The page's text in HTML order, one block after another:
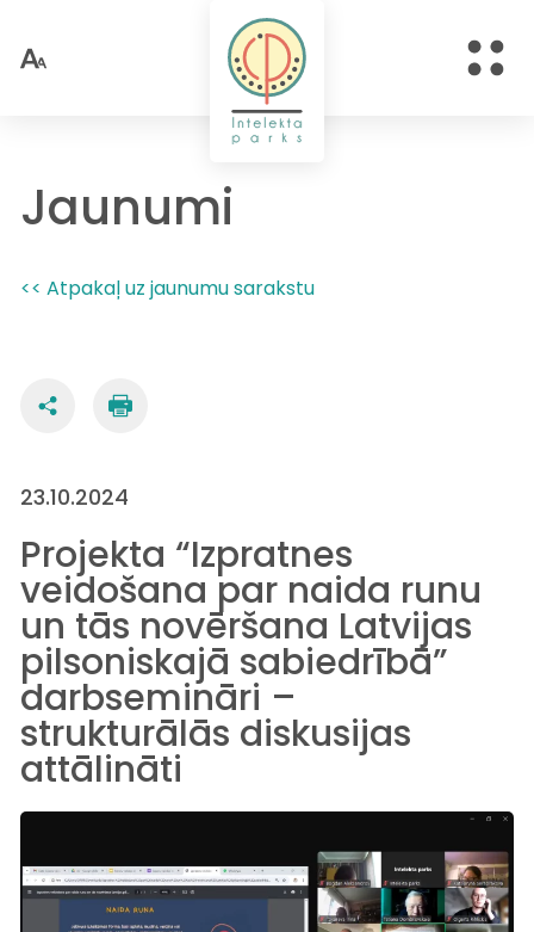
Jaunumi
<< Atpakaļ uz jaunumu sarakstu
23.10.2024
Projekta “Izpratnes
veidošana par naida runu
un tās novēršana Latvijas
pilsoniskajā sabiedrībā”
darbsemināri –
strukturālās diskusijas
attālināti